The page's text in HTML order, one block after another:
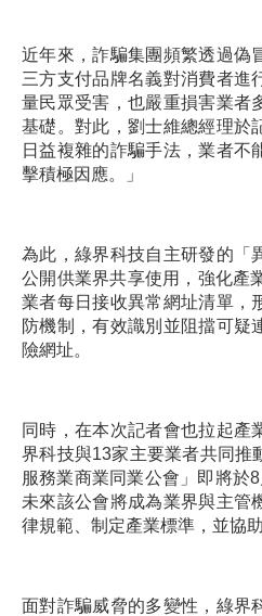
近年來，詐騙集團頻繁透過偽
三方支付品牌名義對消費者進
量民眾受害，也嚴重損害業者
基礎。對此，劉士維總經理於
日益複雜的詐騙手法，業者不
擊積極因應。」
為此，綠界科技自主研發的「
公開供業界共享使用，強化產
業者每日接收異常網址清單，
防機制，有效識別並阻擋可疑
險網址。
同時，在本次記者會也拉起產
界科技與13家主要業者共同推
服務業商業同業公會」即將於
未來該公會將成為業界與主管
律規範、制定產業標準，並協
面對詐騙威脅的多變性，綠界